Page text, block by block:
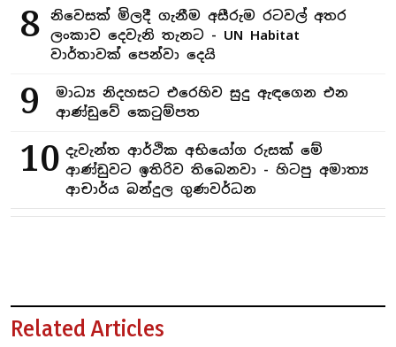
8
නිවෙසක් මිලදී ගැනීම අසීරුම රටවල් අතර
ලංකාව දෙවැනි තැනට - UN Habitat
වාර්තාවක් පෙන්වා දෙයි
9
මාධ්‍ය නිදහසට එරෙහිව සුදු ඇඳගෙන එන
ආණ්ඩුවේ කෙටුම්පත
10 දැවැන්ත ආර්ථික අභියෝග රුසක් මේ
ආණ්ඩුවට ඉතිරිව තිබෙනවා - හිටපු අමාත්‍ය
ආචාර්ය බන්දුල ගුණවර්ධන
Related Articles